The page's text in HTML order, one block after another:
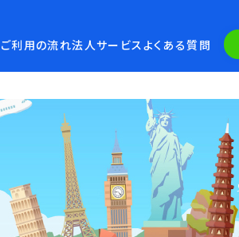
ご利用の流れ法人サービス よくある質問